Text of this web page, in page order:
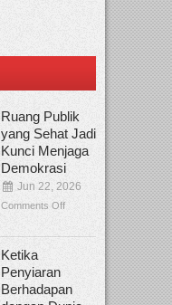
Ruang Publik
yang Sehat Jadi
Kunci Menjaga
Demokrasi
Jun 22, 2026
Comments Off
Ketika
Penyiaran
Berhadapan